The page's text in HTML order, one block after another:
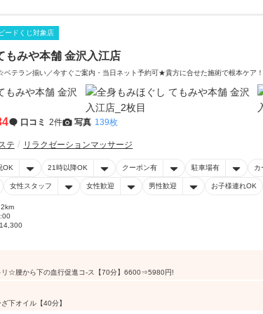
ードくじ対象店
もみや本舗 金沢入江店
テラン揃い／今すぐご案内・当日ネット予約可★貴方に合せた施術で根本ケア！
口コミ 2件 写真 139枚
テ リラクゼーションマッサージ
OK 21時以降OK クーポン有 駐車場有 カ
女性スタッフ 女性歓迎 男性歓迎 お子様連れOK
リ☆腰から下の血行促進コ-ス【70分】6600⇒5980円!
下オイル【40分】